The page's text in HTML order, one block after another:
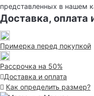
представленных в нашем
Доставка, оплата
Примерка перед покупкой
Рассрочка на 50%
Доставка и оплата
Как определить размер?